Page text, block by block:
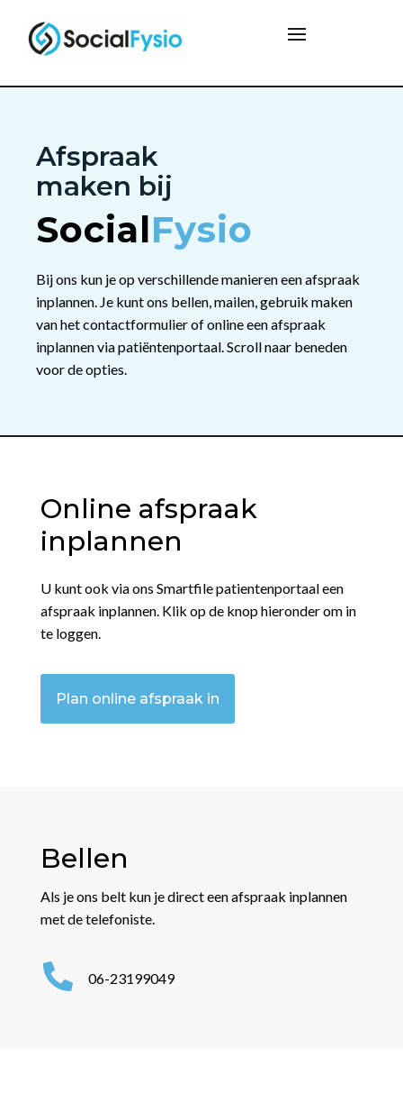
Afspraak
maken bij
SocialFysio
Bij ons kun je op verschillende manieren een afspraak
inplannen. Je kunt ons bellen, mailen, gebruik maken
van het contactformulier of online een afspraak
inplannen via patiëntenportaal. Scroll naar beneden
voor de opties.
Online afspraak
inplannen
U kunt ook via ons Smartfile patientenportaal een
afspraak inplannen. Klik op de knop hieronder om in
te loggen.
Plan online afspraak in
Bellen
Als je ons belt kun je direct een afspraak inplannen
met de telefoniste.
 06-23199049